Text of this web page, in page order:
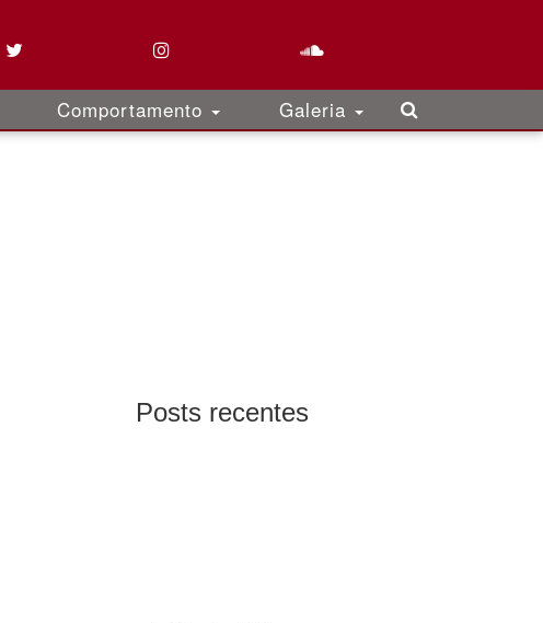
Comportamento Galeria
Posts recentes